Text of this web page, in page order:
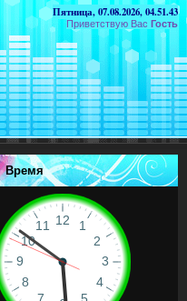
Пятница, 07.08.2026, 04.51.43
Приветствую Вас Гость
Время